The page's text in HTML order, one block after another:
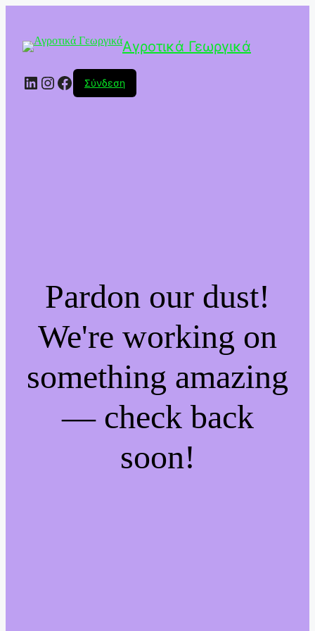
Αγροτικά Γεωργικά
Linkedin
Instagram
Facebook
Σύνδεση
Pardon our dust!
We're working on
something amazing
— check back
soon!